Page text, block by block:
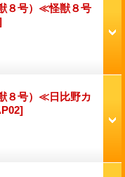
８号）≪怪獣８号
８号）≪日比野カ